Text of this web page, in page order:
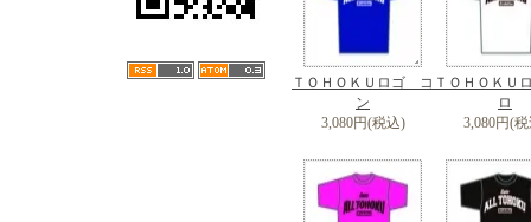
ＴＯＨＯＫＵロゴ コ
ン
3,080円(税込)
ＴＯＨＯＫＵ
ロ
3,080円(